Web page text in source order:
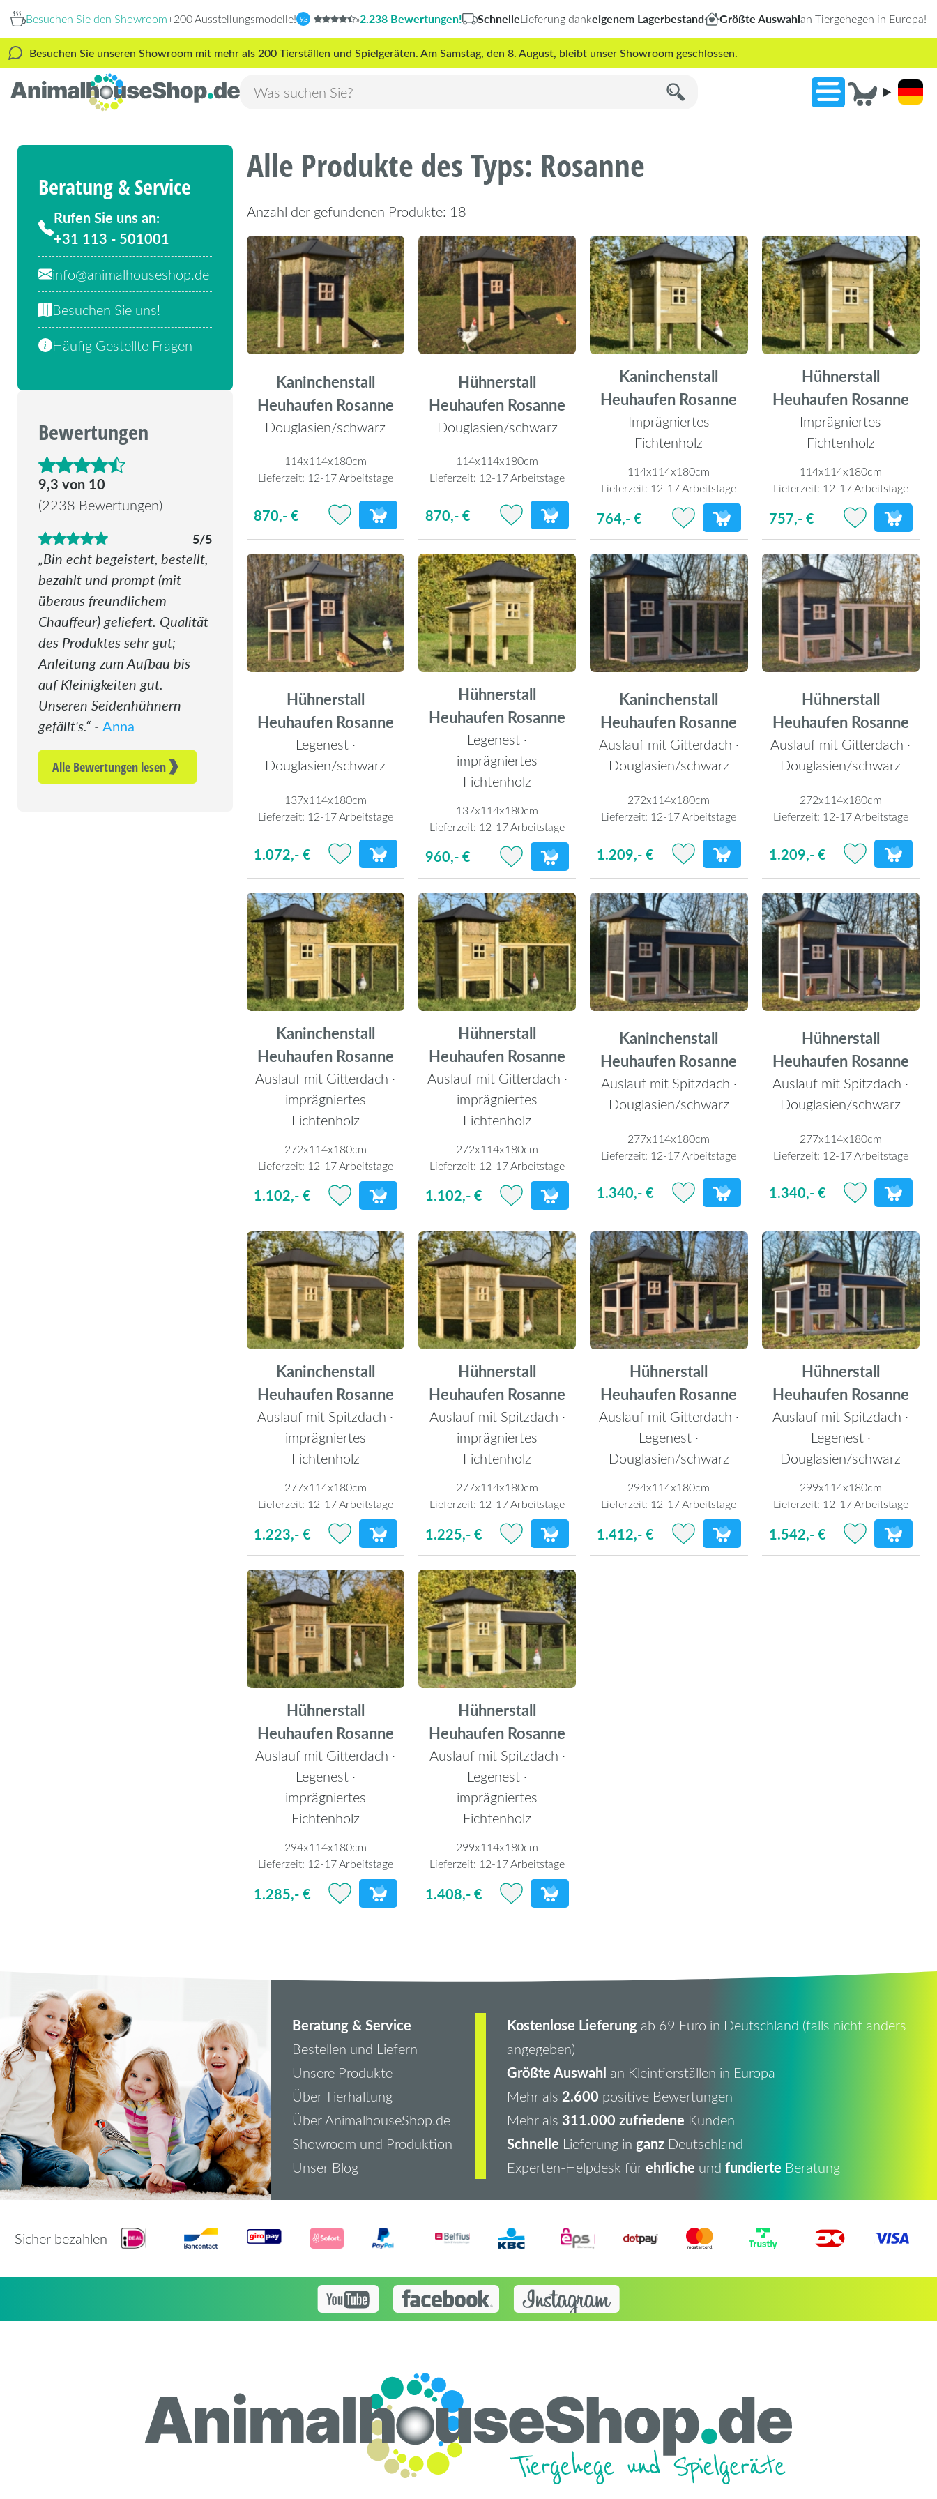
Besuchen Sie den Showroom+200 Ausstellungsmodelle! 9,3 »2.238 Bewertungen! SchnelleLieferung dankeigenem Lagerbestand Größte Auswahlan Tiergehegen in Europa!
Besuchen Sie unseren Showroom mit mehr als 200 Tierställen und Spielgeräten. Am Samstag, den 8. August, bleibt unser Showroom geschlossen.
Beratung & Service
Rufen Sie uns an:
+31 113 - 501001
info@animalhouseshop.de
Besuchen Sie uns!
Häufig Gestellte Fragen
Bewertungen
4.6 von 5 Sternen
9,3 von 10
(2238 Bewertungen)
5/5
Bin echt begeistert, bestellt,
bezahlt und prompt (mit
überaus freundlichem
Chauffeur) geliefert. Qualität
des Produktes sehr gut;
Anleitung zum Aufbau bis
auf Kleinigkeiten gut.
Unseren Seidenhühnern
gefällt's. - Anna
Alle Bewertungen lesen
Alle Produkte des Typs: Rosanne
Anzahl der gefundenen Produkte: 18
Kaninchenstall
Heuhaufen Rosanne
Douglasien/schwarz
114x114x180cm
Lieferzeit: 12-17 Arbeitstage
870,- €
Hühnerstall
Heuhaufen Rosanne
Douglasien/schwarz
114x114x180cm
Lieferzeit: 12-17 Arbeitstage
870,- €
Kaninchenstall
Heuhaufen Rosanne
Imprägniertes
Fichtenholz
114x114x180cm
Lieferzeit: 12-17 Arbeitstage
764,- €
Hühnerstall
Heuhaufen Rosanne
Imprägniertes
Fichtenholz
114x114x180cm
Lieferzeit: 12-17 Arbeitstage
757,- €
Hühnerstall
Heuhaufen Rosanne
Legenest ·
Douglasien/schwarz
137x114x180cm
Lieferzeit: 12-17 Arbeitstage
1.072,- €
Hühnerstall
Heuhaufen Rosanne
Legenest ·
imprägniertes
Fichtenholz
137x114x180cm
Lieferzeit: 12-17 Arbeitstage
960,- €
Kaninchenstall
Heuhaufen Rosanne
Auslauf mit Gitterdach ·
Douglasien/schwarz
272x114x180cm
Lieferzeit: 12-17 Arbeitstage
1.209,- €
Hühnerstall
Heuhaufen Rosanne
Auslauf mit Gitterdach ·
Douglasien/schwarz
272x114x180cm
Lieferzeit: 12-17 Arbeitstage
1.209,- €
Kaninchenstall
Heuhaufen Rosanne
Auslauf mit Gitterdach ·
imprägniertes
Fichtenholz
272x114x180cm
Lieferzeit: 12-17 Arbeitstage
1.102,- €
Hühnerstall
Heuhaufen Rosanne
Auslauf mit Gitterdach ·
imprägniertes
Fichtenholz
272x114x180cm
Lieferzeit: 12-17 Arbeitstage
1.102,- €
Kaninchenstall
Heuhaufen Rosanne
Auslauf mit Spitzdach ·
Douglasien/schwarz
277x114x180cm
Lieferzeit: 12-17 Arbeitstage
1.340,- €
Hühnerstall
Heuhaufen Rosanne
Auslauf mit Spitzdach ·
Douglasien/schwarz
277x114x180cm
Lieferzeit: 12-17 Arbeitstage
1.340,- €
Kaninchenstall
Heuhaufen Rosanne
Auslauf mit Spitzdach ·
imprägniertes
Fichtenholz
277x114x180cm
Lieferzeit: 12-17 Arbeitstage
1.223,- €
Hühnerstall
Heuhaufen Rosanne
Auslauf mit Spitzdach ·
imprägniertes
Fichtenholz
277x114x180cm
Lieferzeit: 12-17 Arbeitstage
1.225,- €
Hühnerstall
Heuhaufen Rosanne
Auslauf mit Gitterdach ·
Legenest ·
Douglasien/schwarz
294x114x180cm
Lieferzeit: 12-17 Arbeitstage
1.412,- €
Hühnerstall
Heuhaufen Rosanne
Auslauf mit Spitzdach ·
Legenest ·
Douglasien/schwarz
299x114x180cm
Lieferzeit: 12-17 Arbeitstage
1.542,- €
Hühnerstall
Heuhaufen Rosanne
Auslauf mit Gitterdach ·
Legenest ·
imprägniertes
Fichtenholz
294x114x180cm
Lieferzeit: 12-17 Arbeitstage
1.285,- €
Hühnerstall
Heuhaufen Rosanne
Auslauf mit Spitzdach ·
Legenest ·
imprägniertes
Fichtenholz
299x114x180cm
Lieferzeit: 12-17 Arbeitstage
1.408,- €
Beratung & Service
Bestellen und Liefern
Unsere Produkte
Über Tierhaltung
Über AnimalhouseShop.de
Showroom und Produktion
Unser Blog
Kostenlose Lieferungab 69 Euro in Deutschland (falls nicht anders
angegeben)
Größte Auswahl an Kleintierställen in Europa
Mehr als 2.600 positive Bewertungen
Mehr als 311.000 zufriedene Kunden
Schnelle Lieferung in ganzDeutschland
Experten-Helpdesk fürehrliche und fundierte Beratung
Sicher bezahlen